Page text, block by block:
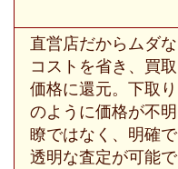
直営店だからムダな
コストを省き、買取
価格に還元。下取り
のように価格が不明
瞭ではなく、明確で
透明な査定が可能で